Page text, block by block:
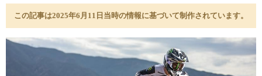
この記事は2025年6月11日当時の情報に基づいて制作されています。